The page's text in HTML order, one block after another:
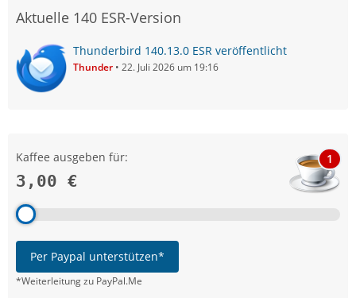
Aktuelle 140 ESR-Version
Thunderbird 140.13.0 ESR veröffentlicht
Thunder 22. Juli 2026 um 19:16
Kaffee ausgeben für:
3,00 €
1
Per Paypal unterstützen*
*Weiterleitung zu PayPal.Me